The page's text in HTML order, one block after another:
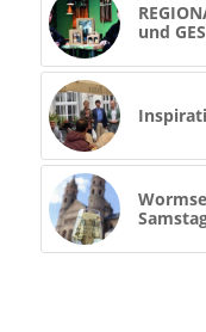
und